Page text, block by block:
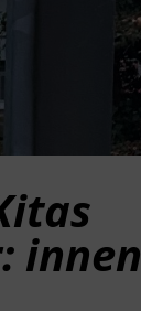
innen